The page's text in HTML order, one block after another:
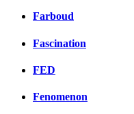
Farboud
Fascination
FED
Fenomenon